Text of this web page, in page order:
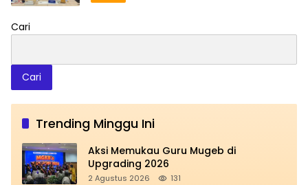
Cari
Cari
Trending Minggu Ini
Aksi Memukau Guru Mugeb di
Upgrading 2026
2 Agustus 2026 131